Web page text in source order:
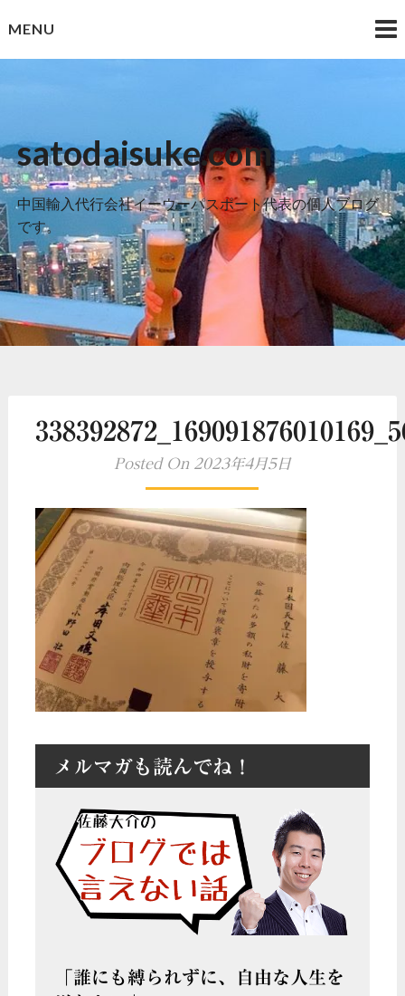
toMENU
satodaisuke.com
中国輸入代行会社イーウーパスポート代表の個人ブログ
です。
Posted On 2023年4月5日
メルマガも読んでね！
「誰にも縛られずに、自由な人生を